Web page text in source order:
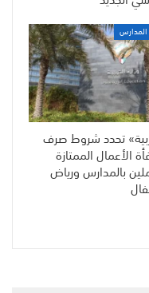
المدارس
تحدد شروط صرف
الأعمال الممتازة
بالمدارس ورياض